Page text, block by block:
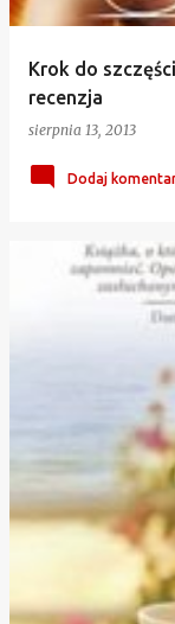
Krok do
recenzja
sierpnia 13, 2013
Dodaj